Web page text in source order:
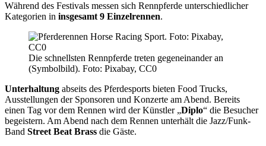
Während des Festivals messen sich Rennpferde unterschiedlicher
Kategorien in insgesamt 9 Einzelrennen.
Die schnellsten Rennpferde treten gegeneinander an
(Symbolbild). Foto: Pixabay, CC0
Unterhaltung abseits des Pferdesports bieten Food Trucks,
Ausstellungen der Sponsoren und Konzerte am Abend. Bereits
einen Tag vor dem Rennen wird der Künstler „Diplo“ die Besucher
begeistern. Am Abend nach dem Rennen unterhält die Jazz/Funk-
Band Street Beat Brass die Gäste.